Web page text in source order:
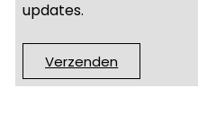
updates.
Verzenden